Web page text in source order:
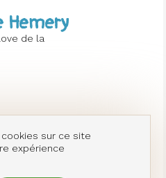
Hemery
de la
sur ce site
expérience